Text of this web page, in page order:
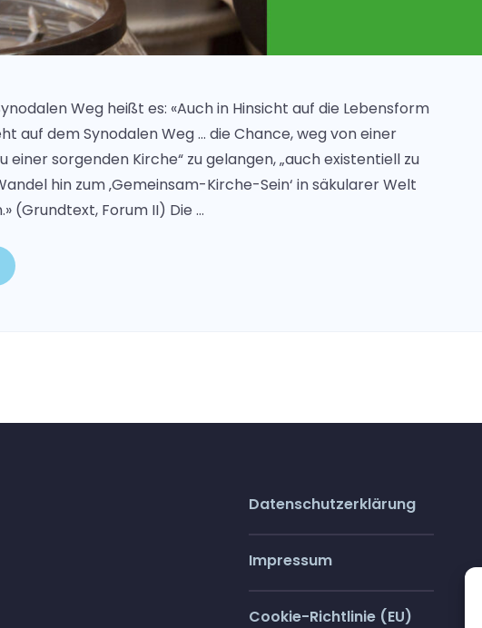
Weg heißt es: «Auch in Hinsicht auf die Lebensform
auf dem Synodalen Weg … die Chance, weg von einer
einer sorgenden Kirche“ zu gelangen, „auch existentiell zu
hin zum ‚Gemeinsam-Kirche-Sein‘ in säkularer Welt
(Grundtext, Forum II) Die …
Datenschutzerklärung
Impressum
Cookie-Richtlinie (EU)